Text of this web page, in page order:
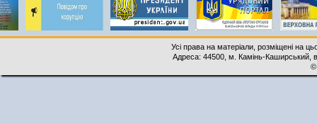
Усі права на матеріали, розміщені на
Адреса: 44500, м. Камінь-Каширський,
©